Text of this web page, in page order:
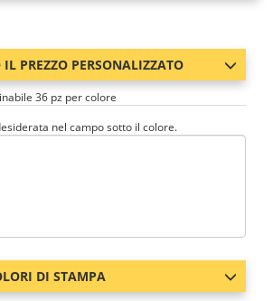
PREZZO PERSONALIZZATO
36 pz per colore
nel campo sotto il colore.
DI STAMPA